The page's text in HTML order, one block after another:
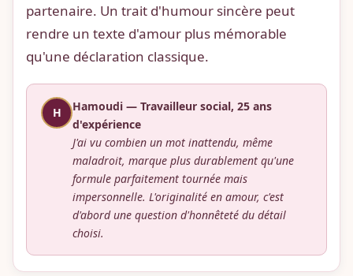
partenaire. Un trait d'humour sincère peut
rendre un texte d'amour plus mémorable
qu'une déclaration classique.
H
Hamoudi — Travailleur social, 25 ans
d'expérience
J'ai vu combien un mot inattendu, même
maladroit, marque plus durablement qu'une
formule parfaitement tournée mais
impersonnelle. L'originalité en amour, c'est
d'abord une question d'honnêteté du détail
choisi.